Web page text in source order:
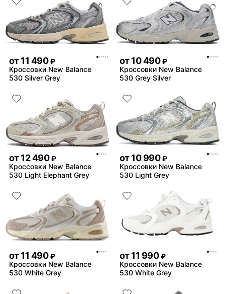
от11 490 ₽
Кроссовки New Balance
530 Silver Grey
от10 490 ₽
Кроссовки New Balance
530 Grey Silver
от12 490 ₽
Кроссовки New Balance
530 Light Elephant Grey
от10 990 ₽
Кроссовки New Balance
530 Light Grey
от11 490 ₽
Кроссовки New Balance
530 White Grey
от11 990 ₽
Кроссовки New Balance
530 White Grey